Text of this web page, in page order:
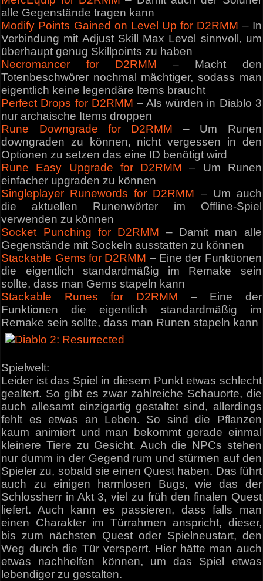
alle Gegenstände tragen kann
Modify Points Gained on Level Up for D2RMM – In
Verbindung mit Adjust Skill Max Level sinnvoll, um
überhaupt genug Skillpoints zu haben
Necromancer for D2RMM – Macht den
Totenbeschwörer nochmal mächtiger, sodass man
eigentlich keine legendäre Items braucht
Perfect Drops for D2RMM – Als würden in Diablo 3
nur archaische Items droppen
Rune Downgrade for D2RMM – Um Runen
downgraden zu können, nicht vergessen in den
Optionen zu setzen das eine ID benötigt wird
Rune Easy Upgrade for D2RMM – Um Runen
einfacher upgraden zu können
Singleplayer Runewords for D2RMM – Um auch
die aktuellen Runenwörter im Offline-Spiel
verwenden zu können
Socket Punching for D2RMM – Damit man alle
Gegenstände mit Sockeln ausstatten zu können
Stackable Gems for D2RMM – Eine der Funktionen
die eigentlich standardmäßig im Remake sein
sollte, dass man Gems stapeln kann
Stackable Runes for D2RMM – Eine der
Funktionen die eigentlich standardmäßig im
Remake sein sollte, dass man Runen stapeln kann
Spielwelt:
Leider ist das Spiel in diesem Punkt etwas schlecht
gealtert. So gibt es zwar zahlreiche Schauorte, die
auch allesamt einzigartig gestaltet sind, allerdings
fehlt es etwas an Leben. So sind die Pflanzen
kaum animiert und man bekommt gerade einmal
kleinere Tiere zu Gesicht. Auch die NPCs stehen
nur dumm in der Gegend rum und stürmen auf den
Spieler zu, sobald sie einen Quest haben. Das führt
auch zu einigen harmlosen Bugs, wie das der
Schlossherr in Akt 3, viel zu früh den finalen Quest
liefert. Auch kann es passieren, dass falls man
einen Charakter im Türrahmen anspricht, dieser,
bis zum nächsten Quest oder Spielneustart, den
Weg durch die Tür versperrt. Hier hätte man auch
etwas nachhelfen können, um das Spiel etwas
lebendiger zu gestalten.